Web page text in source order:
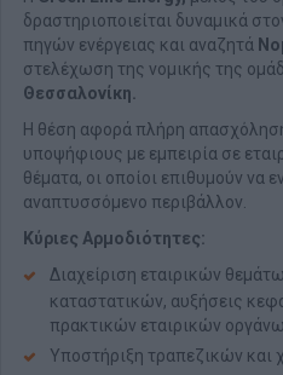
δραστηριοποιείται δυναμικά
πηγών ενέργειας και αναζητά
στελέχωση της νομικής της
Θεσσαλονίκη.
Η θέση αφορά πλήρη
υποψήφιους με εμπειρία σε
θέματα, οι οποίοι επιθυμούν να
αναπτυσσόμενο περιβάλλον.
Κύριες Αρμοδιότητες:
Διαχείριση εταιρικών
καταστατικών, αυξήσεις
πρακτικών εταιρικών
Υποστήριξη τραπεζικών και